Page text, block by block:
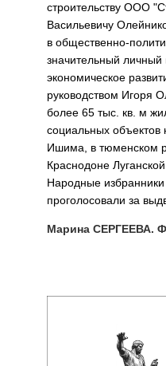
строительству ООО
Васильевичу
в общественно-
значительный личный
экономическое
руководством Игоря
более 65 тыс. кв. м
социальных объектов
Ишима, в тюменском
Краснодоне
Народные
проголосовали за
Марина СЕРГЕЕВА.